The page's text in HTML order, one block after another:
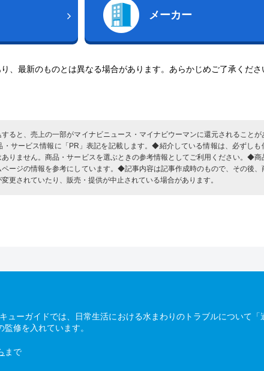
メーカー
、最新のものとは異なる場合があります。あらかじめご了承くださ
ると、売上の一部がマイナビニュース・マイナビウーマンに還元されること
・サービス情報に「PR」表記を記載します。◆紹介している情報は、必ずしも
りません。商品・サービスを選ぶときの参考情報としてご利用ください。◆商
ージの情報を参考にしています。◆記事内容は記事作成時のもので、その後、
更されていたり、販売・提供が中止されている場合があります。
ューガイドでは、日常生活における水まわりのトラブルについて
修を入れています。
まで